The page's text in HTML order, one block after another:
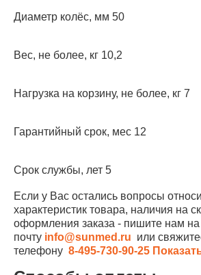
Диаметр колёс, мм 50
Вес, не более, кг 10,2
Нагрузка на корзину, не более, кг 7
Гарантийный срок, мес 12
Срок службы, лет 5
Если у Вас остались вопросы
характеристик товара, наличия на
оформления заказа - пишите нам на
почту info@sunmed.ru или
телефону 8-495-730-90-25